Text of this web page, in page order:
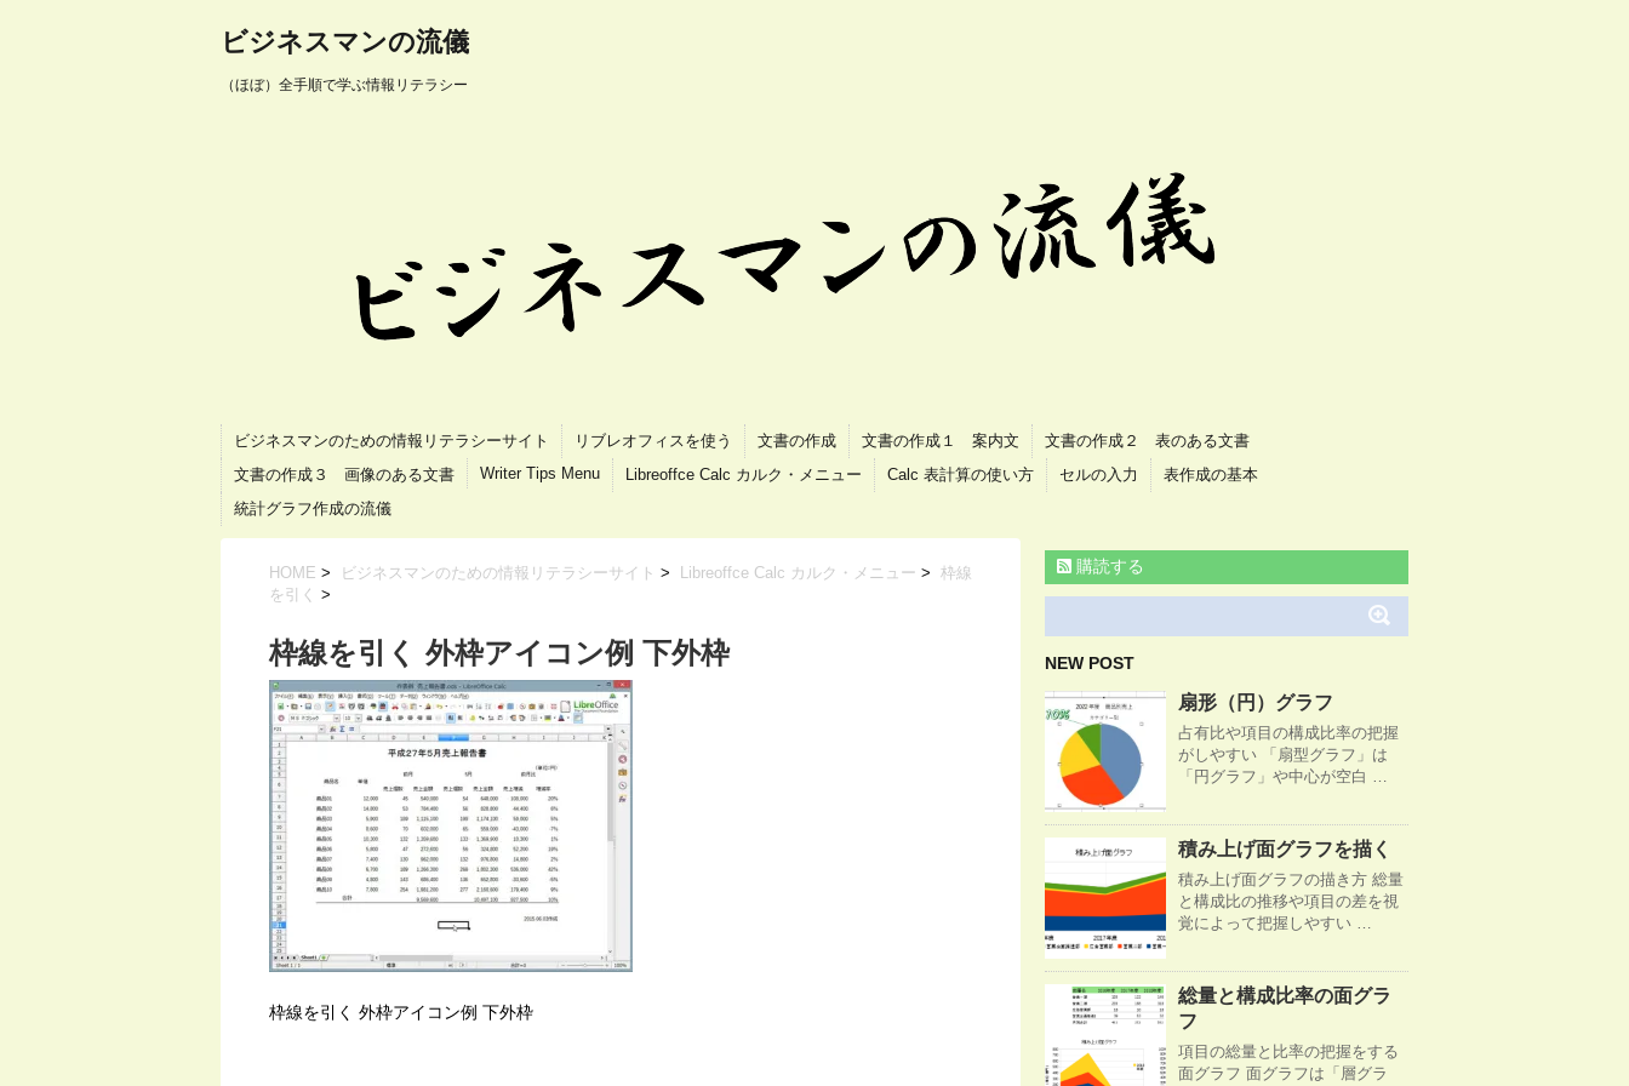
ビジネスマンの流儀
（ほぼ）全手順で学ぶ情報リテラシー
ビジネスマンのための情報リテラシーサイト リブレオフィスを使う 文書の作成 文書の作成１ 案内文
文書の作成２ 表のある文書
文書の作成３ 画像のある文書
Writer Tips Menu Libreoffce Calc カルク・メニュー Calc 表計算の使い方 セルの入力
表作成の基本
統計グラフ作成の流儀
HOME > ビジネスマンのための情報リテラシーサイト > Libreoffce Calc カルク・メニュー > 枠線
を引く >
枠線を引く 外枠アイコン例 下外枠
枠線を引く 外枠アイコン例 下外枠
購読する
NEW POST
扇形（円）グラフ
占有比や項目の構成比率の把握
がしやすい 「扇型グラフ」は
「円グラフ」や中心が空白 …
積み上げ面グラフを描く
積み上げ面グラフの描き方 総量
と構成比の推移や項目の差を視
覚によって把握しやすい …
総量と構成比率の面グラ
フ
項目の総量と比率の把握をする
面グラフ 面グラフは「層グラ